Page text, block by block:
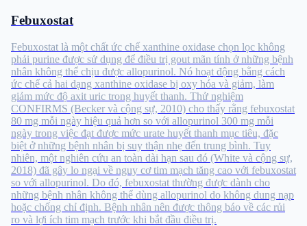
Febuxostat
Febuxostat là một chất ức chế xanthine oxidase chọn lọc không
phải purine được sử dụng để điều trị gout mãn tính ở những bệnh
nhân không thể chịu được allopurinol. Nó hoạt động bằng cách
ức chế cả hai dạng xanthine oxidase bị oxy hóa và giảm, làm
giảm mức độ axit uric trong huyết thanh. Thử nghiệm
CONFIRMS (Becker và cộng sự, 2010) cho thấy rằng febuxostat
80 mg mỗi ngày hiệu quả hơn so với allopurinol 300 mg mỗi
ngày trong việc đạt được mức urate huyết thanh mục tiêu, đặc
biệt ở những bệnh nhân bị suy thận nhẹ đến trung bình. Tuy
nhiên, một nghiên cứu an toàn dài hạn sau đó (White và cộng sự,
2018) đã gây lo ngại về nguy cơ tim mạch tăng cao với febuxostat
so với allopurinol. Do đó, febuxostat thường được dành cho
những bệnh nhân không thể dùng allopurinol do không dung nạp
hoặc chống chỉ định. Bệnh nhân nên được thông báo về các rủi
ro và lợi ích tim mạch trước khi bắt đầu điều trị.